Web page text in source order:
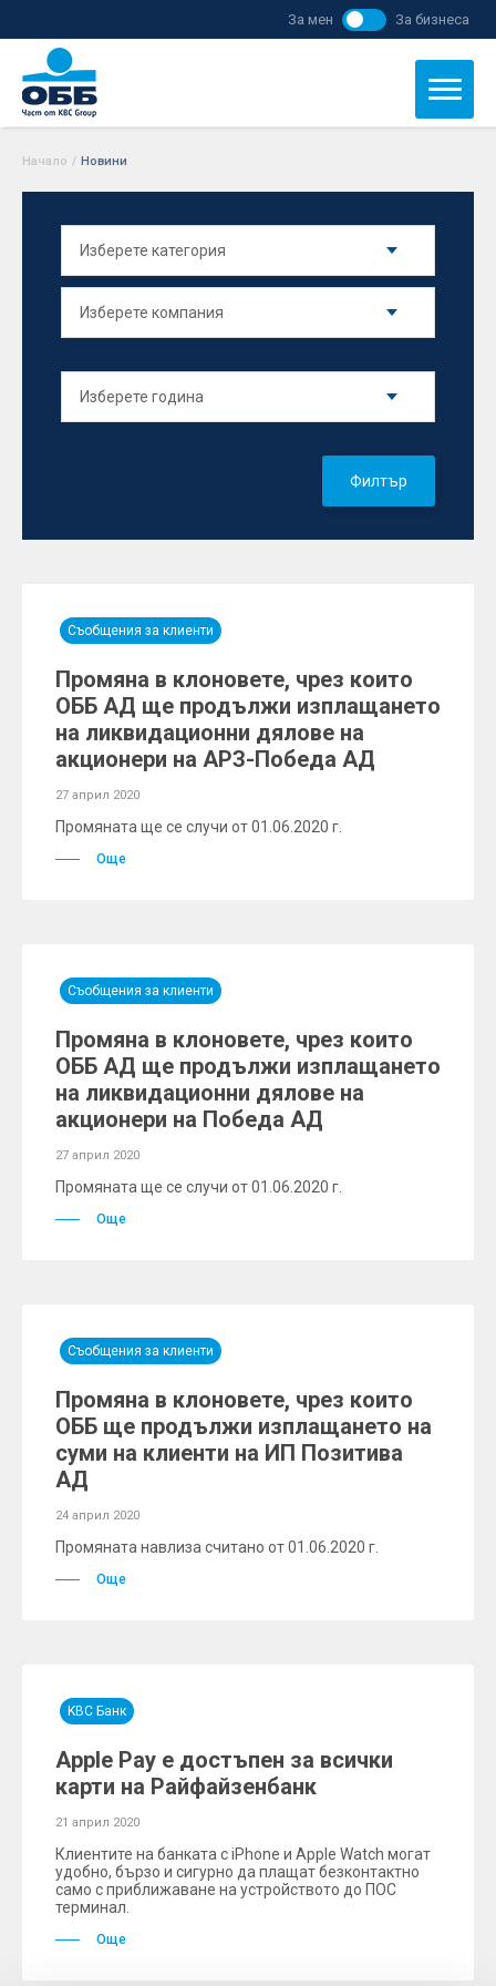
За мен За бизнеса
Начало / Новини
Филтър
Съобщения за клиенти
Промяна в клоновете, чрез които
ОББ АД ще продължи изплащането
на ликвидационни дялове на
акционери на АРЗ-Победа АД
27 април 2020
Промяната ще се случи от 01.06.2020 г.
Още
Съобщения за клиенти
Промяна в клоновете, чрез които
ОББ АД ще продължи изплащането
на ликвидационни дялове на
акционери на Победа АД
27 април 2020
Промяната ще се случи от 01.06.2020 г.
Още
Съобщения за клиенти
Промяна в клоновете, чрез които
ОББ ще продължи изплащането на
суми на клиенти на ИП Позитива
АД
24 април 2020
Промяната навлиза считано от 01.06.2020 г.
Още
KBC Банк
Apple Pay е достъпен за всички
карти на Райфайзенбанк
21 април 2020
Клиентите на банката с iPhone и Apple Watch могат
удобно, бързо и сигурно да плащат безконтактно
само с приближаване на устройството до ПОС
терминал.
Още